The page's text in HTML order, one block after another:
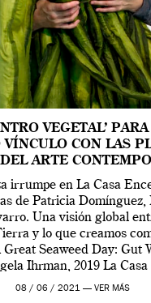
VEGETAL’
VÍNCULO CON LAS
ARTE
irrumpe en La Casa
de Patricia
Una visión global
y lo que creamos
Seaweed Day: Gut
Ihrman, 2019 La
Madrid y la Wellcome […]
08 / 06 / 2021 — VER MÁS